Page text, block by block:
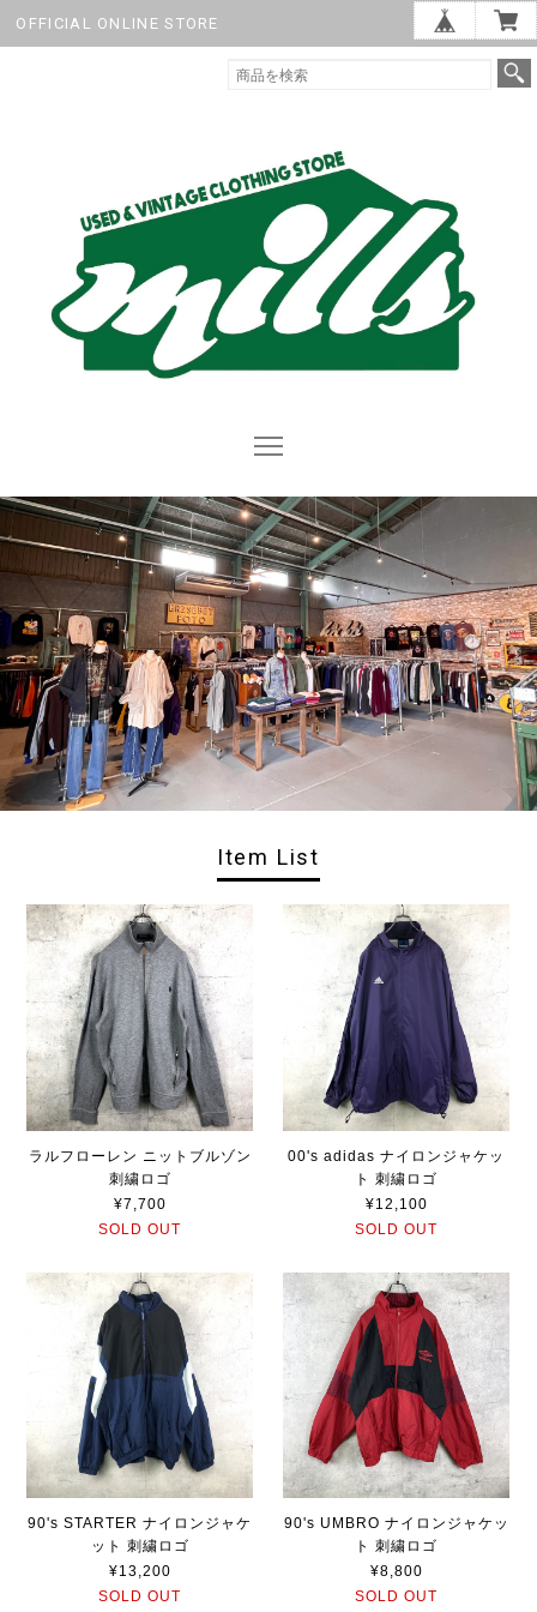
OFFICIAL ONLINE STORE
Item List
ラルフローレン ニットブルゾン
刺繍ロゴ
¥7,700
SOLD OUT
00's adidas ナイロンジャケッ
ト 刺繍ロゴ
¥12,100
SOLD OUT
90's STARTER ナイロンジャケ
ット 刺繍ロゴ
¥13,200
SOLD OUT
90's UMBRO ナイロンジャケッ
ト 刺繍ロゴ
¥8,800
SOLD OUT